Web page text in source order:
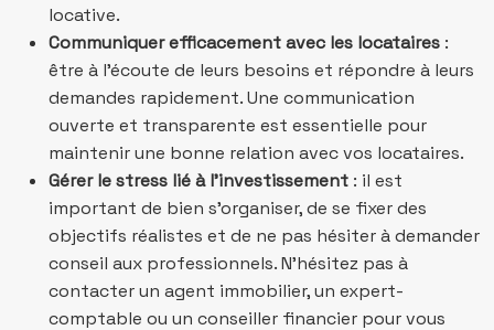
locative.
Communiquer efficacement avec les locataires :
être à l’écoute de leurs besoins et répondre à leurs
demandes rapidement. Une communication
ouverte et transparente est essentielle pour
maintenir une bonne relation avec vos locataires.
Gérer le stress lié à l’investissement : il est
important de bien s’organiser, de se fixer des
objectifs réalistes et de ne pas hésiter à demander
conseil aux professionnels. N’hésitez pas à
contacter un agent immobilier, un expert-
comptable ou un conseiller financier pour vous